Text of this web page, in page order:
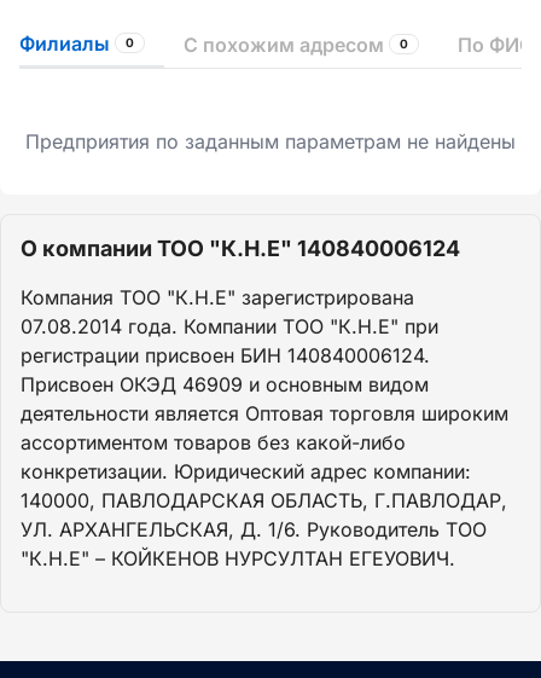
Филиалы 0 С похожим адресом 0 По ФИО
Предприятия по заданным параметрам не найдены
О компании ТОО "К.Н.Е" 140840006124
Компания ТОО "К.Н.Е" зарегистрирована
07.08.2014 года. Компании ТОО "К.Н.Е" при
регистрации присвоен БИН 140840006124.
Присвоен ОКЭД 46909 и основным видом
деятельности является Оптовая торговля широким
ассортиментом товаров без какой-либо
конкретизации. Юридический адрес компании:
140000, ПАВЛОДАРСКАЯ ОБЛАСТЬ, Г.ПАВЛОДАР,
УЛ. АРХАНГЕЛЬСКАЯ, Д. 1/6. Руководитель ТОО
"К.Н.Е" – КОЙКЕНОВ НУРСУЛТАН ЕГЕУОВИЧ.